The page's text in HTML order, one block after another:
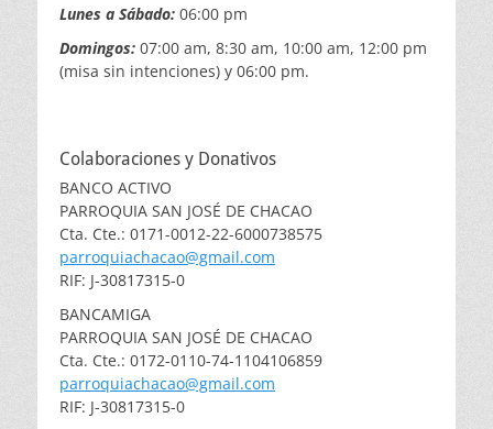
Lunes a Sábado: 06:00 pm
Domingos: 07:00 am, 8:30 am, 10:00 am, 12:00 pm
(misa sin intenciones) y 06:00 pm.
Colaboraciones y Donativos
BANCO ACTIVO
PARROQUIA SAN JOSÉ DE CHACAO
Cta. Cte.: 0171-0012-22-6000738575
parroquiachacao@gmail.com
RIF: J-30817315-0
BANCAMIGA
PARROQUIA SAN JOSÉ DE CHACAO
Cta. Cte.: 0172-0110-74-1104106859
parroquiachacao@gmail.com
RIF: J-30817315-0